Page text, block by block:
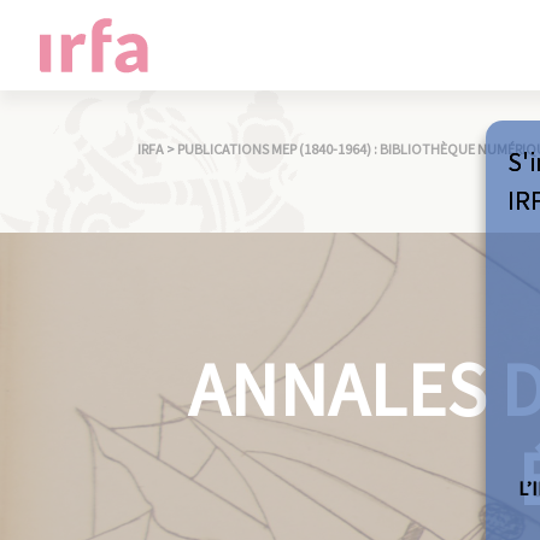
IRFA > PUBLICATIONS MEP (1840-1964) : BIBLIOTHÈQUE
ANNALES